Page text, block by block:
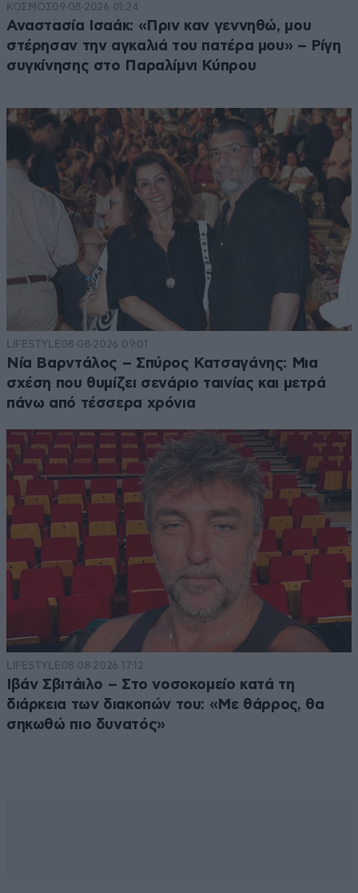
ΚΟΣΜΟΣ09·08·2026 01:24
Αναστασία Ισαάκ: «Πριν καν γεννηθώ, μου
στέρησαν την αγκαλιά του πατέρα μου» – Ρίγη
συγκίνησης στο Παραλίμνι Κύπρου
LIFESTYLE08·08·2026 09:01
Νία Βαρντάλος – Σπύρος Κατσαγάνης: Μια
σχέση που θυμίζει σενάριο ταινίας και μετρά
πάνω από τέσσερα χρόνια
LIFESTYLE08·08·2026 17:12
Ιβάν Σβιτάιλο – Στο νοσοκομείο κατά τη
διάρκεια των διακοπών του: «Με θάρρος, θα
σηκωθώ πιο δυνατός»